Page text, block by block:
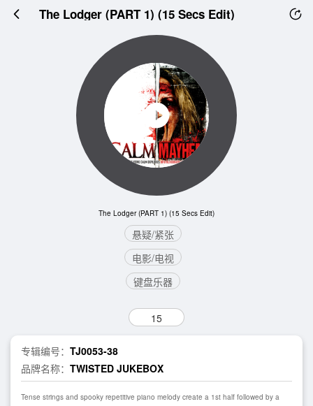
The Lodger (PART 1) (15 Secs Edit)
The Lodger (PART 1) (15 Secs Edit)
悬疑/紧张
电影/电视
键盘乐器
15
专辑编号： TJ0053-38
品牌名称： TWISTED JUKEBOX
Tense strings and spooky repetitive piano melody create a 1st half followed by a